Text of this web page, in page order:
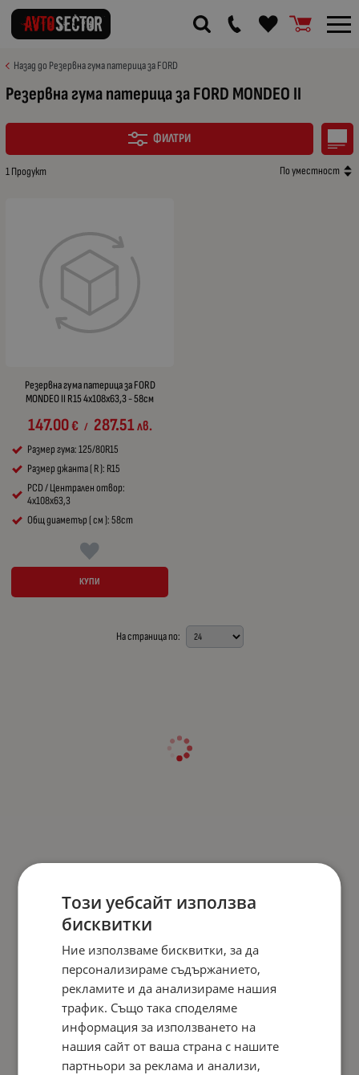
Назад до Резервна гума патерица за FORD
Резервна гума патерица за FORD MONDEO II
ФИЛТРИ
1 Продукт По уместност
Резервна гума патерица за FORD
MONDEO II R15 4x108x63,3 - 58см
147.00€ / 287.51лв.
Размер гума: 125/80R15
Размер джанта ( R ): R15
PCD / Централен отвор:
4x108x63,3
Общ диаметър ( см ): 58cm
КУПИ
На страница по:
Този уебсайт използва
бисквитки
Ние използваме бисквитки, за да
персонализираме съдържанието,
рекламите и да анализираме нашия
трафик. Също така споделяме
информация за използването на
нашия сайт от ваша страна с нашите
партньори за реклама и анализи,